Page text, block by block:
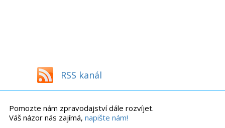
RSS kanál
Pomozte nám zpravodajství dále rozvíjet.
Váš názor nás zajímá, napište nám!